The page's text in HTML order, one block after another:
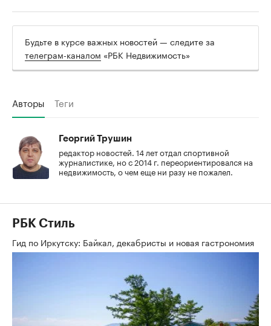
Будьте в курсе важных новостей — следите за
телеграм-каналом «РБК Недвижимость»
Авторы Теги
Георгий Трушин
редактор новостей. 14 лет отдал спортивной
журналистике, но с 2014 г. переориентировался на
недвижимость, о чем еще ни разу не пожалел.
РБК Стиль
Гид по Иркутску: Байкал, декабристы и новая гастрономия